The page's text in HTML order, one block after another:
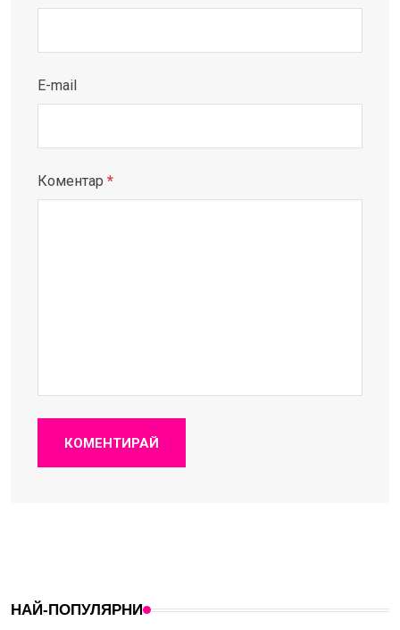
E-mail
Коментар *
КОМЕНТИРАЙ
НАЙ-ПОПУЛЯРНИ